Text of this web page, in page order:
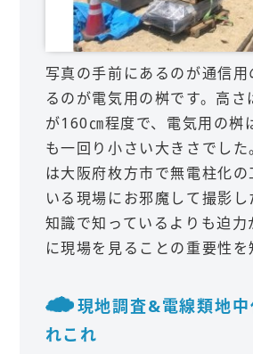
写真の手前にあるのが通信用
るのが電気用の桝です。高さ
が160㎝程度で、電気用の桝
も一回り小さい大きさでし
は大阪府枚方市で無電柱化の
いる現場にお邪魔して撮影し
知識で知っているよりも迫力
に現場を見ることの重要性を
現地調査&電線類地
れこれ